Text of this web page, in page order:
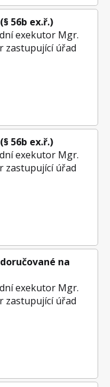
56b ex.ř.)
exekutor Mgr.
zastupující úřad
56b ex.ř.)
exekutor Mgr.
zastupující úřad
na
exekutor Mgr.
zastupující úřad